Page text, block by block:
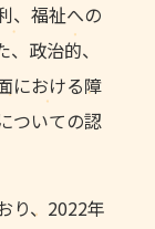
、福祉への
政治的、
における障
ついての認
り、2022年